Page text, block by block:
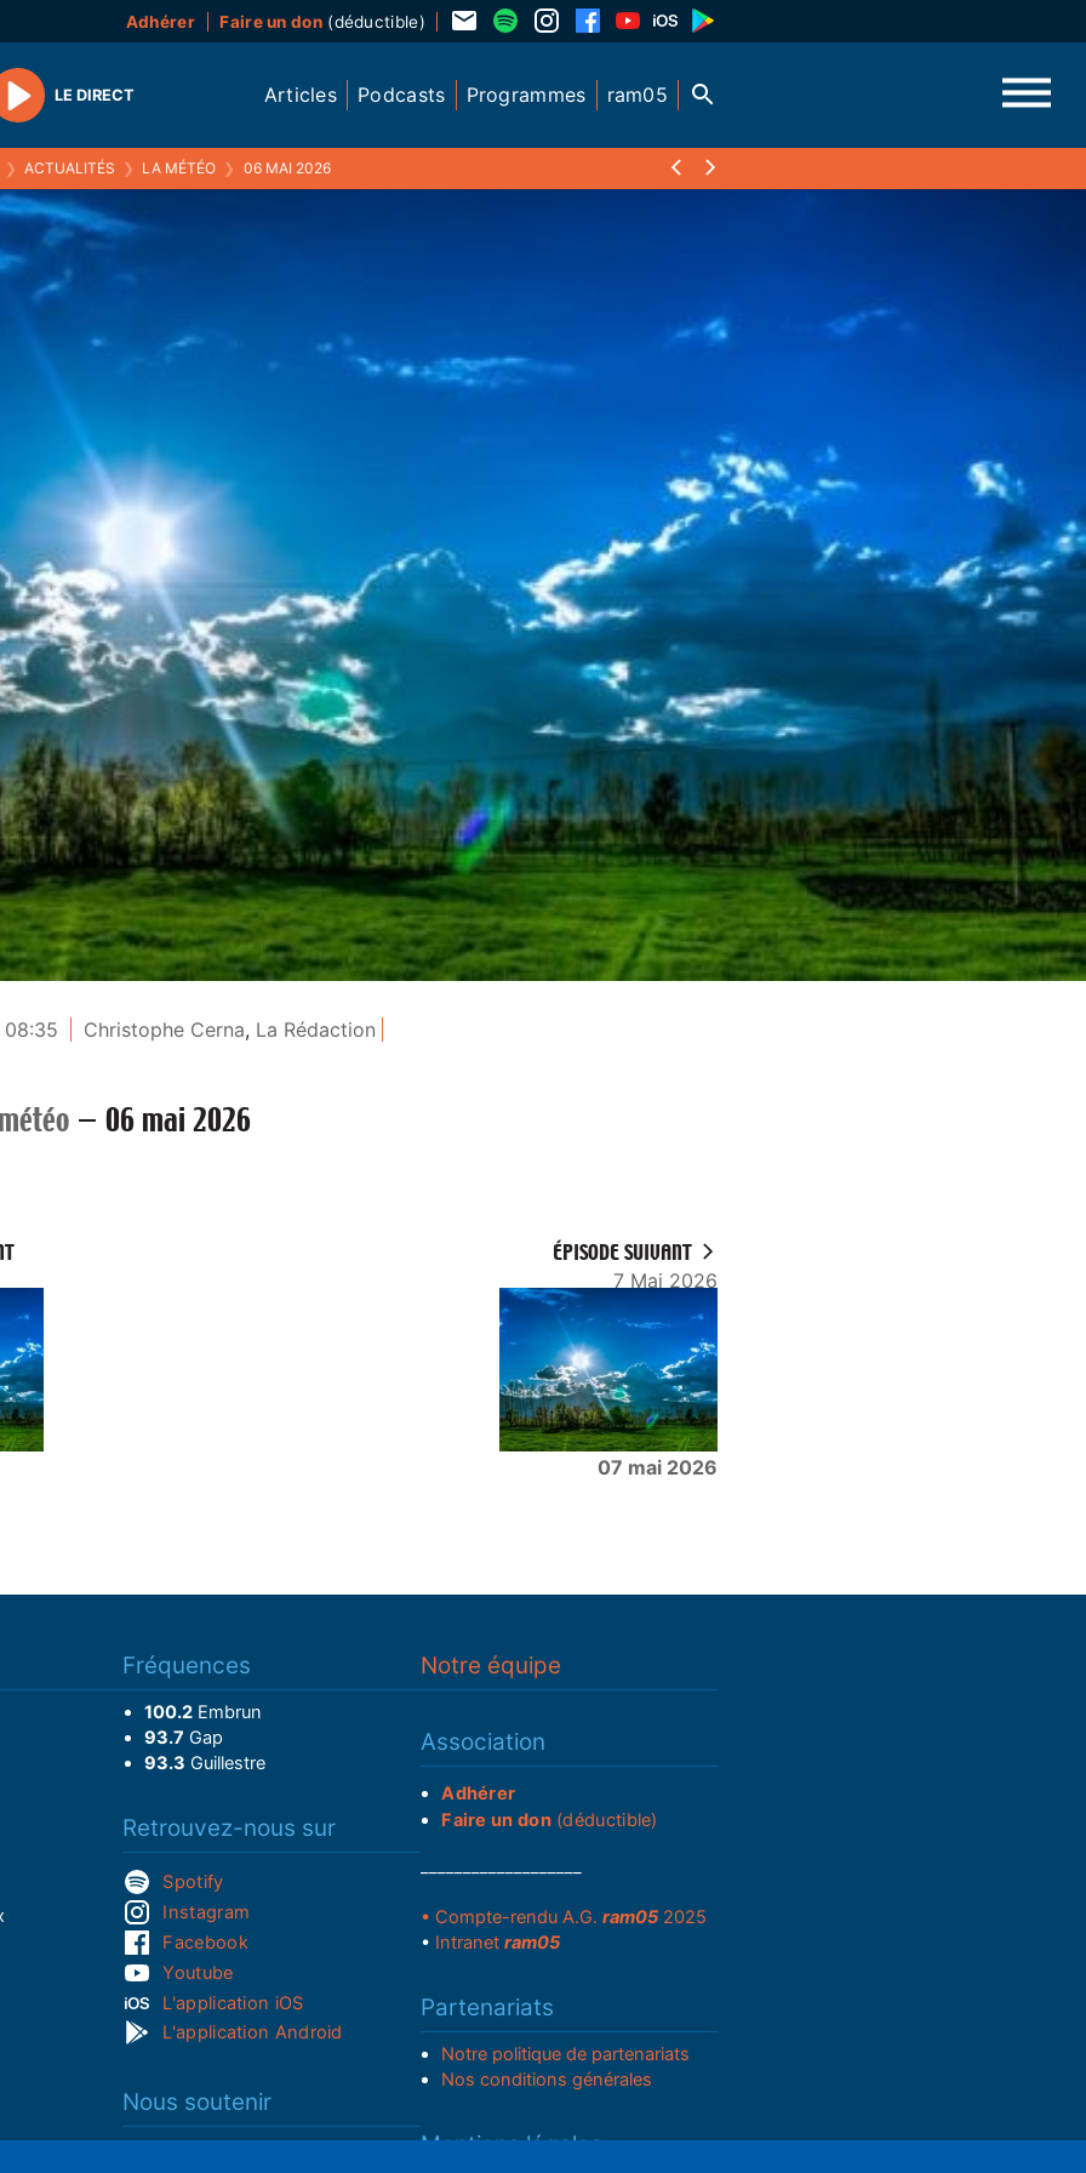
Adhérer Faire un don(déductible)
Play
LE DIRECT Articles Podcasts Programmes ram05
❯ ACTUALITÉS ❯ LA MÉTÉO ❯ 06 MAI 2026
Christophe Cerna, La Rédaction
— 06 mai 2026
ÉPISODE SUIVANT
7 Mai 2026
07 mai 2026
Fréquences
100.2Embrun
93.7 Gap
93.3 Guillestre
Retrouvez-nous sur
Spotify
Instagram
Facebook
Youtube
L'application iOS
L'application Android
Nous soutenir
Notre équipe
Association
Adhérer
Faire un don(déductible)
• Compte-rendu A.G. ram052025
• Intranet ram05
Partenariats
Notre politique de partenariats
Nos conditions générales
Mentions légales